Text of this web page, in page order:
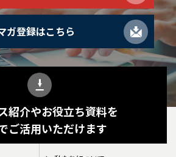
ガ登録はこちら
紹介やお役立ち資料を
ご活用いただけます